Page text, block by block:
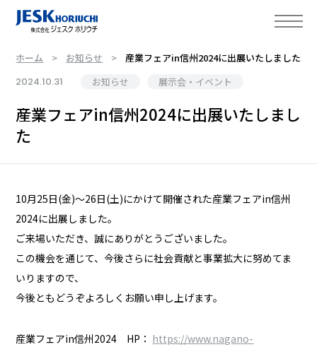
ホーム お知らせ
産業フェアin信州2024に出展いたしました
2024.10.31
お知らせ 展示会・イベント
産業フェアin信州2024に出展いたしまし
た
10月25日(金)～26日(土)にかけて開催された産業フェアin信州
2024に出展しました。
ご来場いただき、誠にありがとうございました。
この機会を通じて、今後さらに社会貢献と事業拡大に努めてま
いりますので、
今後ともどうぞよろしくお願い申し上げます。
産業フェアin信州2024 HP： https://www.nagano-